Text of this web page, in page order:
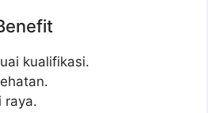
kualifikasi.
raya.